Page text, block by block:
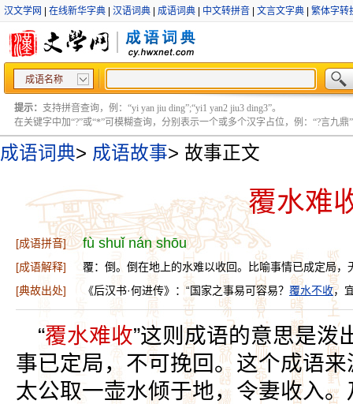
汉文学网 在线新华字典 汉语词典 成语词典 中文转拼音 文言文字典 繁体字转
成语名称
提示： 支持拼音查询，例：“yi yan jiu ding”;“yi1 yan2 jiu3 ding3”。
在关键字中加“?”或“*”可模糊查询，分别表示一个或多个汉字占位，例：“?言九鼎”
成语词典> 成语故事> 故事正文
覆水难
[成语拼音] fù shuǐ nán shōu
[成语解释]
覆：倒。倒在地上的水难以收回。比喻事情已成定局，
[典故出处]
《后汉书·何进传》：“国家之事易可容易？ 覆水不收，
“覆水难收”这则成语的意思是泼
事已定局，不可挽回。这个成语
太公取一壶水倾于地，令妻收入